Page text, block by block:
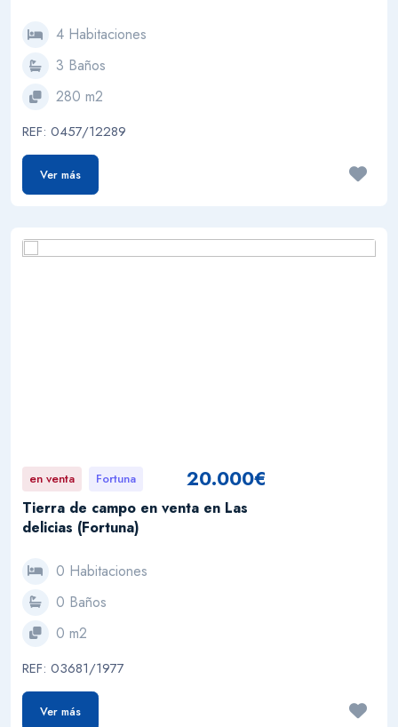
4 Habitaciones
3 Baños
280 m2
REF: 0457/12289
Ver más
en venta Fortuna 20.000€
Tierra de campo en venta en Las
delicias (Fortuna)
0 Habitaciones
0 Baños
0 m2
REF: 03681/1977
Ver más